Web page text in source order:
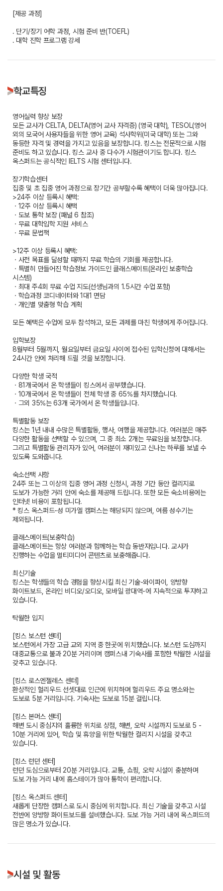
[제공 과정]
. 단기/장기 어학 과정, 시험 준비 반(TOEFL)
. 대학 진학 프로그램 강세
학교특징
영어실력 향상 보장
모든 교사가 CELTA, DELTA(영어 교사 자격증) (영국 대학), TESOL(영어
외의 모국어 사용자들을 위한 영어 교육) 석사학위(미국 대학) 또는 그와
동등한 자격 및 경력을 가지고 있음을 보장합니다. 킹스는 전문적으로 시험
준비도 하고 있습니다. 킹스 교사 중 다수가 시험관이기도 합니다. 킹스
옥스퍼드는 공식적인 IELTS 시험 센터입니다.
장기학습센터
집중 및 초 집중 영어 과정으로 장기간 공부할수록 혜택이 더욱 많아집니다.
>24주 이상 등록시 혜택:
ㆍ12주 이상 등록시 혜택
ㆍ도보 통학 보장 (패널 6 참조)
ㆍ무료 대학입학 지원 서비스
ㆍ무료 문법책
>12주 이상 등록시 혜택:
ㆍ사전 목표를 달성할 때까지 무료 학습의 기회를 제공합니다.
ㆍ특별히 만들어진 학습정보 가이드인 클래스메이트(온라인 보충학습
시스템)
ㆍ최대 주4회 무료 수업 지도(선생님과의 1.5시간 수업 포함)
ㆍ학습과정 코디네이터와 1대1 면담
ㆍ개인별 맞춤형 학습 계획
모든 혜택은 수업에 모두 참석하고, 모든 과제를 마친 학생에게 주어집니다.
입학보장
8월부터 5월까지, 월요일부터 금요일 사이에 접수된 입학신청에 대해서는
24시간 안에 처리해 드릴 것을 보장합니다.
다양한 학생 국적
ㆍ81개국에서 온 학생들이 킹스에서 공부했습니다.
ㆍ10개국에서 온 학생들이 전체 학생 중 65%를 차지했습니다.
ㆍ그외 35%는 63개 국가에서 온 학생들입니다.
특별활동 보장
킹스는 1년 내내 수많은 특별활동, 행사, 여행을 제공합니다. 여러분은 매주
다양한 활동을 선택할 수 있으며, 그 중 최소 2개는 무료임을 보장합니다.
그리고 특별활동 관리자가 있어, 여러분이 재미있고 신나는 하루를 보낼 수
있도록 도와줍니다.
숙소선택 사항
24주 또는 그 이상의 집중 영어 과정 신청시, 과정 기간 동안 컬리지로
도보가 가능한 거리 안에 숙소를 제공해 드립니다. 또한 모든 숙소비용에는
인터넷 비용이 포함됩니다.
* 킹스 옥스퍼드-성 미가엘 캠퍼스는 해당되지 않으며, 여름 성수기는
제외됩니다.
클래스메이트(보충학습)
클래스메이트는 항상 여러분과 함께하는 학습 동반자입니다. 교사가
진행하는 수업을 멀티미디어 콘텐츠로 보충해줍니다.
최신기술
킹스는 학생들의 학습 경험을 향상시킬 최신 기술-와이파이, 양방향
화이트보드, 온라인 비디오/오디오, 모바일 광대역-에 지속적으로 투자하고
있습니다.
탁월한 입지
[킹스 보스턴 센터]
보스턴에서 가장 고급 교외 지역 중 한곳에 위치했습니다. 보스턴 도심까지
대중교통으로 불과 20분 거리이며 캠퍼스내 기숙사를 포함한 탁월한 시설을
갖추고 있습니다.
[킹스 로스엔젤레스 센터]
환상적인 헐리우드 선셋대로 인근에 위치하며 헐리우드 주요 명소와는
도보로 5분 거리입니다. 기숙사는 도보로 15분 걸립니다.
[킹스 본머스 센터]
해변 도시 중심지의 훌륭한 위치로 상점, 해변, 오락 시설까지 도보로 5 -
10분 거리에 있어, 학습 및 휴양을 위한 탁월한 컬리지 시설을 갖추고
있습니다.
[킹스 런던 센터]
런던 도심으로부터 20분 거리입니다. 교통, 쇼핑, 오락 시설이 충분하며
도보 가능 거리 내에 홈스테이가 많아 통학이 편리합니다.
[킹스 옥스퍼드 센터]
새롭게 단장한 캠퍼스로 도시 중심에 위치합니다. 최신 기술을 갖추고 시설
전반에 양방향 화이트보드를 설비했습니다. 도보 가능 거리 내에 옥스퍼드의
많은 명소가 있습니다.
시설 및 활동